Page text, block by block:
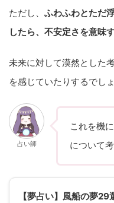
ただし、 ふわふわとただ
したら、不安定さを意味
未来に対して漠然とした
を感じていたりするでしょ
占い師
これを機
について
【夢占い】風船の夢